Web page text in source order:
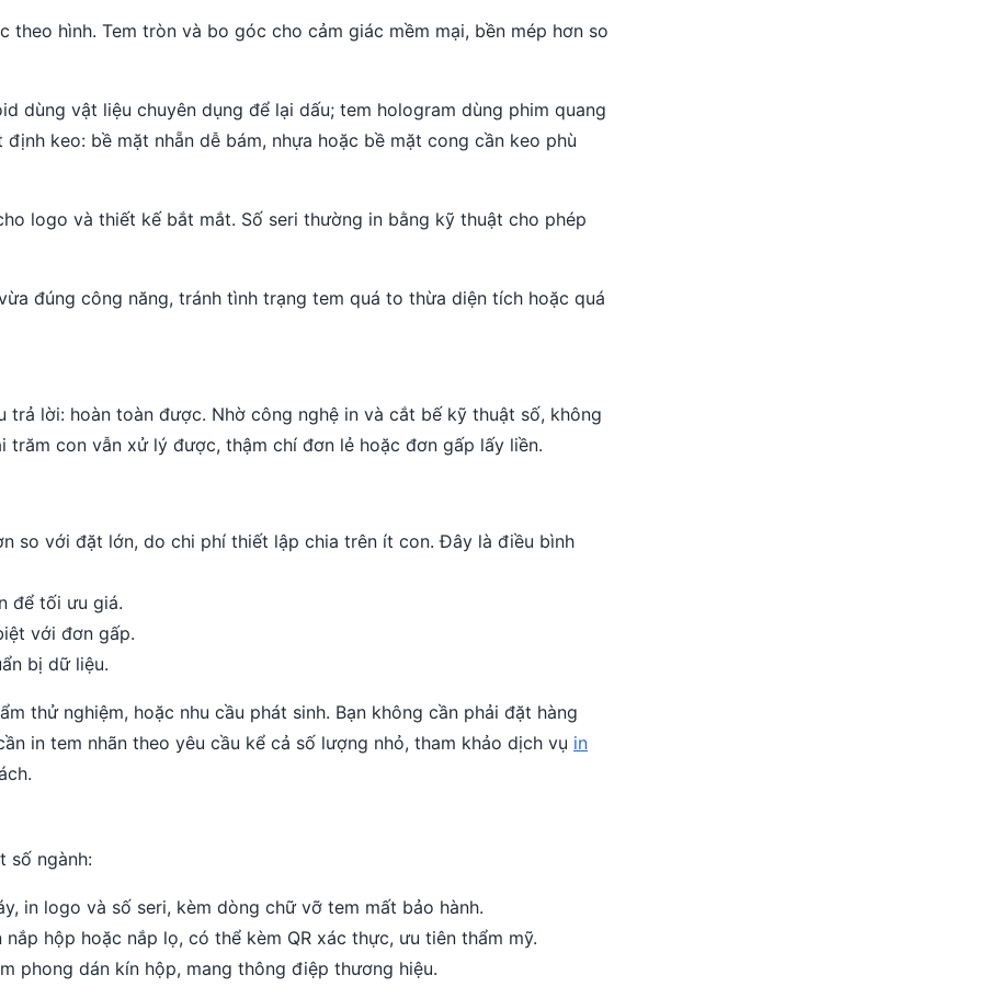
hình. Tem tròn và bo góc cho cảm giác mềm mại, bền mép hơn so
dùng vật liệu chuyên dụng để lại dấu; tem hologram dùng phim quang
keo: bề mặt nhẵn dễ bám, nhựa hoặc bề mặt cong cần keo phù
logo và thiết kế bắt mắt. Số seri thường in bằng kỹ thuật cho phép
đúng công năng, tránh tình trạng tem quá to thừa diện tích hoặc quá
lời: hoàn toàn được. Nhờ công nghệ in và cắt bế kỹ thuật số, không
con vẫn xử lý được, thậm chí đơn lẻ hoặc đơn gấp lấy liền.
so với đặt lớn, do chi phí thiết lập chia trên ít con. Đây là điều bình
để tối ưu giá.
với đơn gấp.
bị dữ liệu.
thử nghiệm, hoặc nhu cầu phát sinh. Bạn không cần phải đặt hàng
in tem nhãn theo yêu cầu kể cả số lượng nhỏ, tham khảo dịch vụ in
số ngành:
in logo và số seri, kèm dòng chữ vỡ tem mất bảo hành.
hộp hoặc nắp lọ, có thể kèm QR xác thực, ưu tiên thẩm mỹ.
phong dán kín hộp, mang thông điệp thương hiệu.